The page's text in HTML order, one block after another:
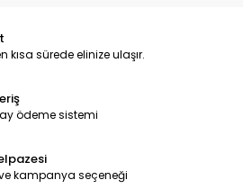
kısa sürede elinize ulaşır.
ödeme sistemi
kampanya seçeneği